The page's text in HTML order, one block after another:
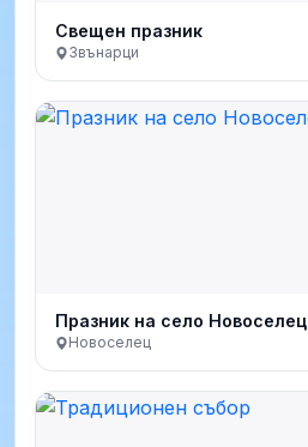
Свещен празник
Звънарци
Празник на село Новоселец
Новоселец